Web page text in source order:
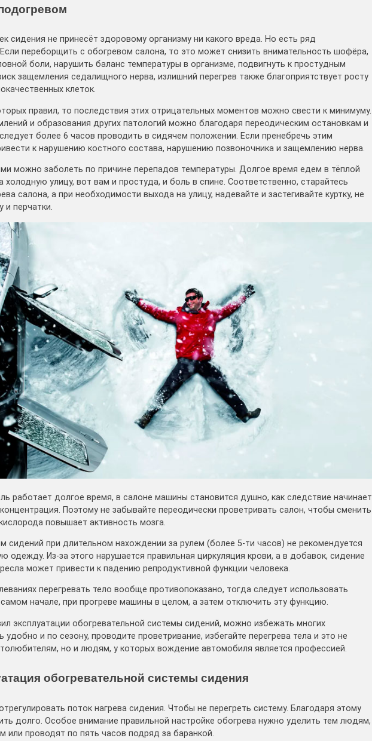
сидения не принесёт здоровому организму ни какого вреда. Но есть ряд
переборщить с обогревом салона, то это может снизить внимательность шофёра,
боли, нарушить баланс температуры в организме, подвигнуть к простудным
защемления седалищного нерва, излишний перегрев также благоприятствует росту
клеток.
правил, то последствия этих отрицательных моментов можно свести к минимуму.
и образования других патологий можно благодаря переодическим остановкам и
более 6 часов проводить в сидячем положении. Если пренебречь этим
к нарушению костного состава, нарушению позвоночника и защемлению нерва.
можно заболеть по причине перепадов температуры. Долгое время едем в тёплой
улицу, вот вам и простуда, и боль в спине. Соответственно, старайтесь
салона, а при необходимости выхода на улицу, надевайте и застегивайте куртку, не
и перчатки.
работает долгое время, в салоне машины становится душно, как следствие начинает
Поэтому не забывайте переодически проветривать салон, чтобы сменить
повышает активность мозга.
сидений при длительном нахождении за рулем (более 5-ти часов) не рекомендуется
одежду. Из-за этого нарушается правильная циркуляция крови, а в добавок, сидение
может привести к падению репродуктивной функции человека.
перегревать тело вообще противопоказано, тогда следует использовать
начале, при прогреве машины в целом, а затем отключить эту функцию.
эксплуатации обогревательной системы сидений, можно избежать многих
удобно и по сезону, проводите проветривание, избегайте перегрева тела и это не
но и людям, у которых вождение автомобиля является профессией.
обогревательной системы сидения
поток нагрева сидения. Чтобы не перегреть систему. Благодаря этому
долго. Особое внимание правильной настройке обогрева нужно уделить тем людям,
или проводят по пять часов подряд за баранкой.